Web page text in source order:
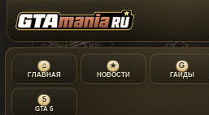
⌂
ГЛАВНАЯ
★
НОВОСТИ
G
ГАЙДЫ
5
GTA 5